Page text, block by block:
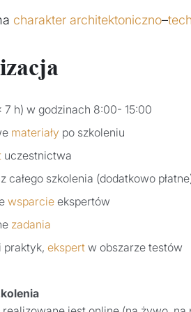
charakter architektoniczno–
7 h) w godzinach 8:00- 15:00
materiały po szkoleniu
uczestnictwa
z całego szkolenia (dodatkowo
wsparcie ekspertów
zadania
praktyk, ekspert w obszarze testów